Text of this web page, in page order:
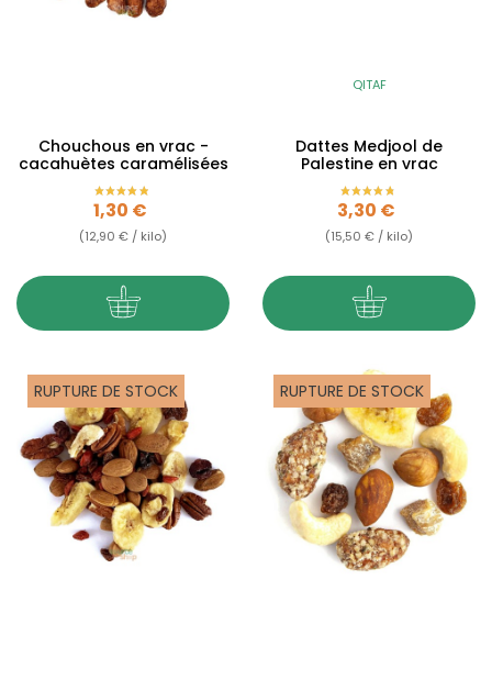
Chouchous en vrac -
cacahuètes caramélisées
Prix
1,30 €
(12,90 € / kilo)
QITAF
Dattes Medjool de
Palestine en vrac
Prix
3,30 €
(15,50 € / kilo)
RUPTURE DE STOCK RUPTURE DE STOCK